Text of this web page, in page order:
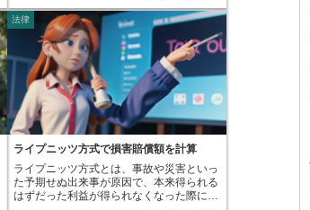
談の内容について疑問がある場合は、弁護
士などの専門家に相談することも大切で
す。免責証書は、損害を与えた人に対する
請求権を放棄するという、将来にわたる重
大な合意を記した書類です。つまり、この
書類にサインすることで、将来、損害が拡
大した場合でも、追加の賠償金を求めるこ
とができなくなります。そのため、自分の
権利を守るためにも、安易にサインするの
ではなく、内容をよく確認し、納得した上
でサインするようにしましょう。将来、後
悔しないためにも、慎重な対応が必要で
す。
かけた際に起こる様々なリスクに備えるた
めの保険です。旅行中の病気やケガはもち
ろん補償対象です。病院での治療費や入院
費、手術費用など、高額になりがちな医療
費をカバーしてくれます。また、楽しい旅
行中に他人にケガをさせてしまった場合、
賠償責任を負う可能性がありますが、レジ
ャー保険はこの賠償責任も補償対象として
います。さらに、カメラやスマートフォン
などの携行品の盗難や破損、飛行機の遅延
による宿泊費、さらには急な病気や事故で
た場合の費用なども補償対象となります。
近年は、キャンプや登山、マリンスポーツ
など、多様な方法で自然を楽しむ人が増え
法律
ライプニッツ方式で損害賠償額を計算
ライプニッツ方式とは、事故や災害といっ
た予期せぬ出来事が原因で、本来得られる
はずだった利益が得られなくなった際に、